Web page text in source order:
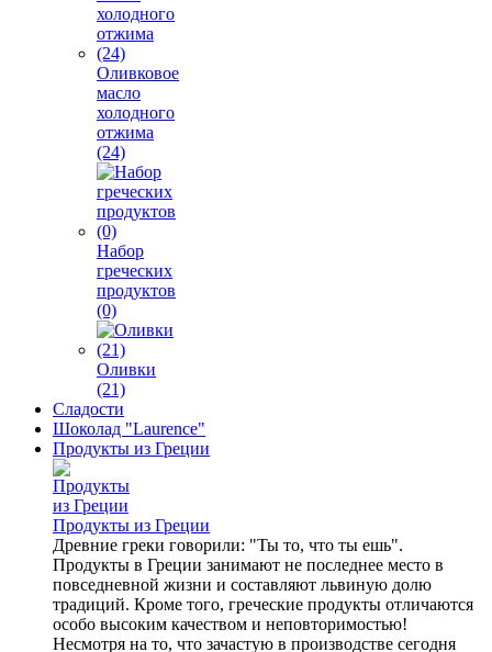
Оливковое
масло
холодного
отжима
(24)
Набор
греческих
продуктов
(0)
Оливки
(21)
Сладости
Шоколад "Laurence"
Продукты из Греции
Продукты из Греции
Древние греки говорили: "Ты то, что ты ешь".
Продукты в Греции занимают не последнее место в
повседневной жизни и составляют львиную долю
традиций. Кроме того, греческие продукты отличаются
особо высоким качеством и неповторимостью!
Несмотря на то, что зачастую в производстве сегодня